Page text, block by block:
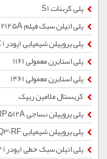
پلی کربنات S1
پلی اتیلن سبک فیلم LFI2125A
پلی پروپیلن شیمیایی (پودر) ZB332C
پلی استایرن معمولی 1161
پلی استایرن معمولی 1461
کریستال ملامین ریپک
پلی پروپیلن نساجی ARP512A
پلی پروپیلن شیمیایی EPQ30RF
پلی اتیلن سبک خطی (پودر) 22B02